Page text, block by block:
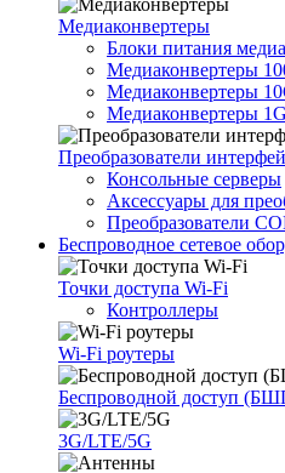
Медиаконвертеры
Блоки питания
Медиаконвертеры
Медиаконвертеры
Медиаконвертеры
Преобразователи
Консольные серверы
Аксессуары для
Преобразователи
Беспроводное сетевое
Точки доступа Wi-Fi
Контроллеры
Wi-Fi роутеры
Беспроводной доступ
3G/LTE/5G